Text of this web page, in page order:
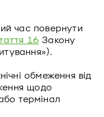
час повернути
16 Закону
обмеження від
щодо
термінал